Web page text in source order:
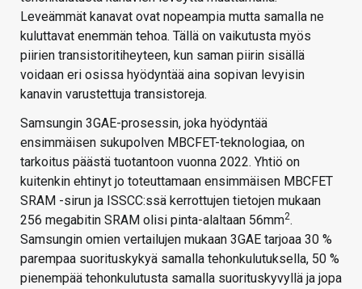
Leveämmät kanavat ovat nopeampia mutta samalla ne
kuluttavat enemmän tehoa. Tällä on vaikutusta myös
piirien transistoritiheyteen, kun saman piirin sisällä
voidaan eri osissa hyödyntää aina sopivan levyisin
kanavin varustettuja transistoreja.
Samsungin 3GAE-prosessin, joka hyödyntää
ensimmäisen sukupolven MBCFET-teknologiaa, on
tarkoitus päästä tuotantoon vuonna 2022. Yhtiö on
kuitenkin ehtinyt jo toteuttamaan ensimmäisen MBCFET
SRAM -sirun ja ISSCC:ssä kerrottujen tietojen mukaan
256 megabitin SRAM olisi pinta-alaltaan 56mm2.
Samsungin omien vertailujen mukaan 3GAE tarjoaa 30 %
parempaa suorituskykyä samalla tehonkulutuksella, 50 %
pienempää tehonkulutusta samalla suorituskyvyllä ja jopa